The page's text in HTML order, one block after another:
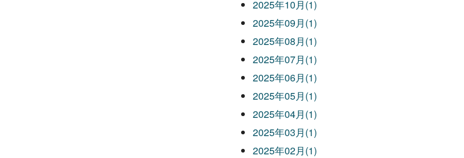
2025年10月(1)
2025年09月(1)
2025年08月(1)
2025年07月(1)
2025年06月(1)
2025年05月(1)
2025年04月(1)
2025年03月(1)
2025年02月(1)